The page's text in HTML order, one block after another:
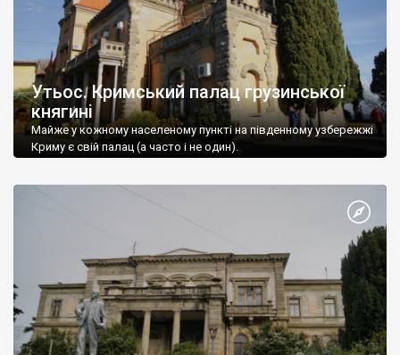
Утьос. Кримський палац грузинської
княгині
Майже у кожному населеному пункті на південному узбережжі
Криму є свій палац (а часто і не один).